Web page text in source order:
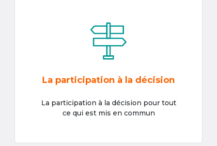
La participation à la décision
La participation à la décision pour tout
ce qui est mis en commun